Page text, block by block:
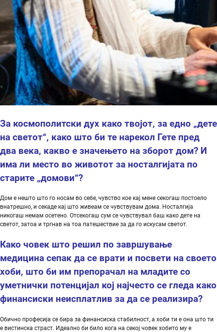
За космополитски дух како твојот, за едно „дете
на светот“, како што би те нарекол Гете пред
два века, какво е значењето на зборот дом? И
има ли место во животот за носталгијата по
старите „домови“?
Дом е нешто што го носам во себе, чувство кое кај мене секогаш постоело
внатрешно, и секаде кај што живеам се чувствувам дома. Носталгија
никогаш немам осетено. Отсекогаш сум се чувствувал баш како дете на
светот, затоа и тргнав на тоа патешествие за да го искусам светот.
Како човек што решил по завршување
медицина сепак да се врати и посвети на своето
хоби, што би им препорачал на младите со
уметнички потенцијал кој најчесто се гледа како
финансиски неисплатлив за да се реализира?
Обично професија се бира за финансиска стабилност, а хоби ти е она што ти
е вистинска страст. Идеално би било кога на секој човек хобито му е